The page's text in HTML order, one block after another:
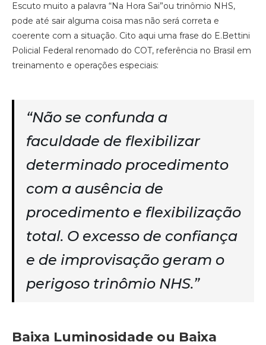
Escuto muito a palavra “Na Hora Sai”ou trinômio NHS,
pode até sair alguma coisa mas não será correta e
coerente com a situação. Cito aqui uma frase do E.Bettini
Policial Federal renomado do COT, referência no Brasil em
treinamento e operações especiais:
“Não se confunda a
faculdade de flexibilizar
determinado procedimento
com a ausência de
procedimento e flexibilização
total. O excesso de confiança
e de improvisação geram o
perigoso trinômio NHS.”
Baixa Luminosidade ou Baixa